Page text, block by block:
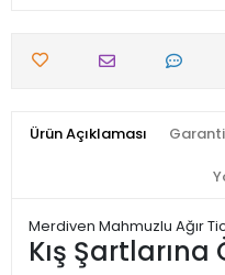
Ürün Açıklaması
Merdiven Mahmuzlu Ağır
Kış Şartlarına